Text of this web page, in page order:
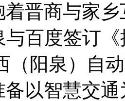
晋商与家
与百度签订
（阳泉）自
以智慧交